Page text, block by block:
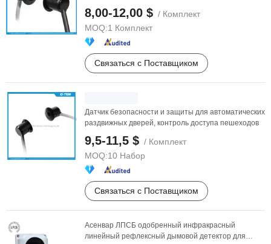
раздвижных ворот, ...
8,00-12,00 $ / Комплект
MOQ:1 Комплект
Связаться с Поставщиком
Датчик безопасности и защиты для автоматических
раздвижных дверей, контроль доступа пешеходов
9,5-11,5 $ / Комплект
MOQ:10 Набор
Связаться с Поставщиком
Асенвар ЛПСБ одобренный инфракрасный
линейный рефлексный дымовой детектор для